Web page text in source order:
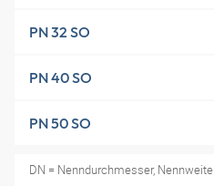
PN 32 SO
PN 40 SO
PN 50 SO
DN = Nenndurchmesser, Nennweite